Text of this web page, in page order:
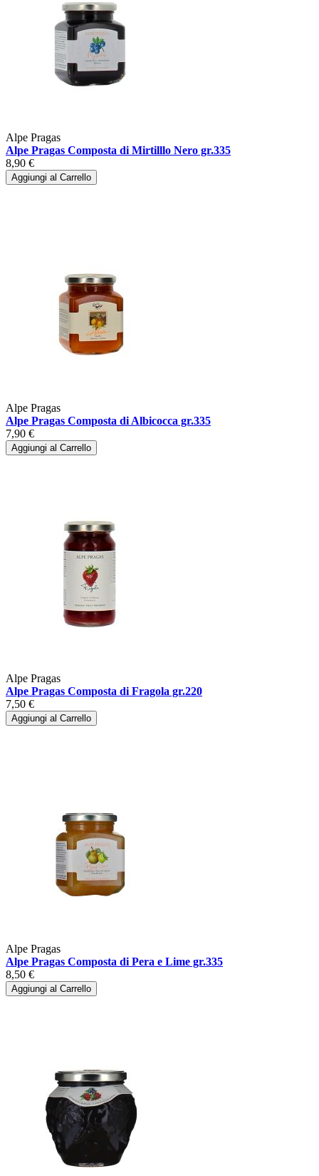
Alpe Pragas
Alpe Pragas Composta di Mirtilllo Nero gr.335
8,90 €
Aggiungi al Carrello
Alpe Pragas
Alpe Pragas Composta di Albicocca gr.335
7,90 €
Aggiungi al Carrello
Alpe Pragas
Alpe Pragas Composta di Fragola gr.220
7,50 €
Aggiungi al Carrello
Alpe Pragas
Alpe Pragas Composta di Pera e Lime gr.335
8,50 €
Aggiungi al Carrello